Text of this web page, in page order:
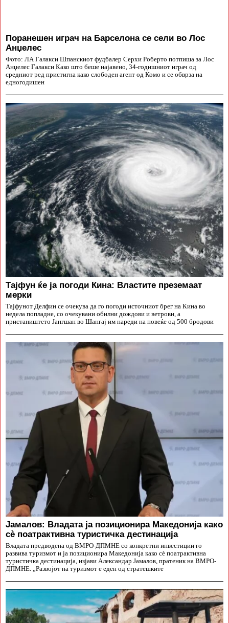
Поранешен играч на Барселона се сели во Лос
Анџелес
Фото: ЛА Галакси Шпанскиот фудбалер Серхи Роберто потпиша за Лос
Анџелес Галакси Како што беше најавено, 34-годишниот играч од
средниот ред пристигна како слободен агент од Комо и се обврза на
едногодишен
Тајфун ќе ја погоди Кина: Властите преземаат
мерки
Тајфунот Делфин се очекува да го погоди источниот брег на Кина во
недела попладне, со очекувани обилни дождови и ветрови, а
пристаништето Јангшан во Шангај им нареди на повеќе од 500 бродови
Јамалов: Владата ја позиционира Македонија како
сè поатрактивна туристичка дестинација
Владата предводена од ВМРО-ДПМНЕ со конкретни инвестиции го
развива туризмот и ја позиционира Македонија како сè поатрактивна
туристичка дестинација, изјави Александар Јамалов, пратеник на ВМРО-
ДПМНЕ. „Развојот на туризмот е еден од стратешките